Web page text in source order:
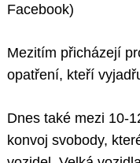
Facebook)
Mezitím přicházejí
opatření, kteří
Dnes také mezi 10-
konvoj svobody,